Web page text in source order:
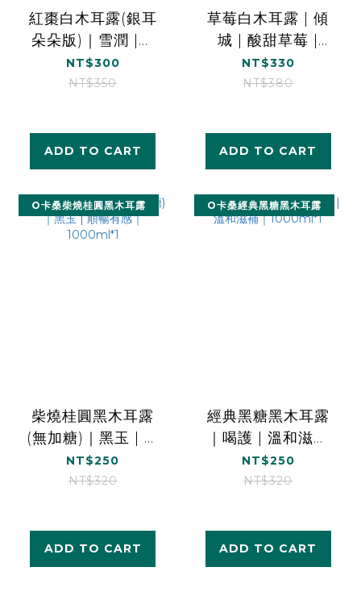
紅棗白木耳露(銀耳
朵朵版)｜雪潤 |營
養補給｜1000ml*1
NT$300
NT$350
ADD TO CART
草莓白木耳露 | 傾
城 | 酸甜草莓 |
1000ml*1
NT$330
NT$380
ADD TO CART
O卡桑柴燒桂圓黑木耳露
柴燒桂圓黑木耳露
(無加糖)｜黑玉 | 順
暢有感｜1000ml*1
NT$250
NT$320
ADD TO CART
O卡桑經典黑糖黑木耳露
經典黑糖黑木耳露
｜喝護 | 溫和滋補
｜1000ml*1
NT$250
NT$320
ADD TO CART